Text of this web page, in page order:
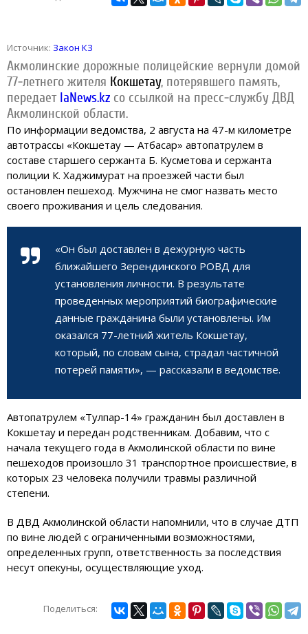
Источник: Закон КЗ
Акмолинские дорожные полицейские вернули домой
77-летнего жителя Кокшетау, потерявшего память,
передает IaNews.kz со ссылкой на пресс-службу ДВД
Акмолинской области.
По информации ведомства, 2 августа на 47-м километре
автотрассы «Кокшетау — Атбасар» автопатрулем в
составе старшего сержанта Б. Кусметова и сержанта
полиции К. Хаджимурат на проезжей части был
остановлен пешеход. Мужчина не смог назвать место
своего проживания и цель следования.
«Он был доставлен в дежурную часть
ближайшего Зерендинского РОВД для
установления личности. В результате
проведенных мероприятий биографические
данные гражданина были установлены. Им
оказался 77-летний житель Кокшетау,
который, по словам сына, страдал частичной
потерей памяти», — рассказали в ведомстве.
Автопатрулем «Тулпар-14» гражданин был доставлен в
Кокшетау и передан родственникам. Добавим, что с
начала текущего года в Акмолинской области по вине
пешеходов произошло 31 транспортное происшествие, в
которых 23 человека получили травмы различной
степени.
В ДВД Акмолинской области напомнили, что в случае ДТП
по вине людей с ограниченными возможностями,
определенных групп, ответственность за последствия
несут опекуны, осуществляющие уход.
Поделиться: